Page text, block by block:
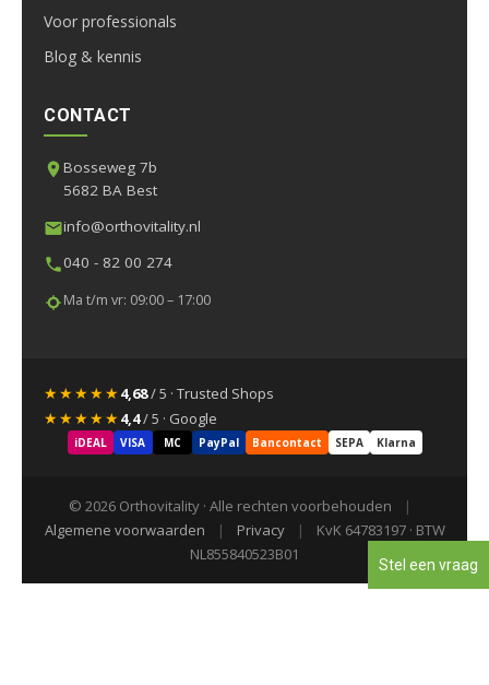
Voor professionals
Blog & kennis
CONTACT
Bosseweg 7b
5682 BA Best
info@orthovitality.nl
040 - 82 00 274
Ma t/m vr: 09:00 – 17:00
★★★★★4,68/ 5 · Trusted Shops
★★★★★4,4/ 5 · Google
iDEAL VISA MC PayPal Bancontact SEPA Klarna
© 2026 Orthovitality · Alle rechten voorbehouden
|
Algemene voorwaarden
| Privacy |
KvK 64783197 · BTW
NL855840523B01
Stel een vraag